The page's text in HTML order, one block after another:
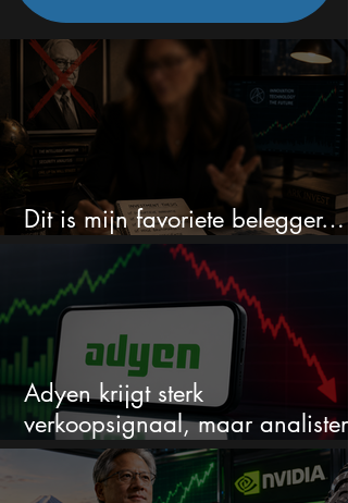
Dit is mijn favoriete belegger…
en het is niet Warren Buffett
Adyen krijgt sterk
verkoopsignaal, maar analisten
zien juist een koopkans